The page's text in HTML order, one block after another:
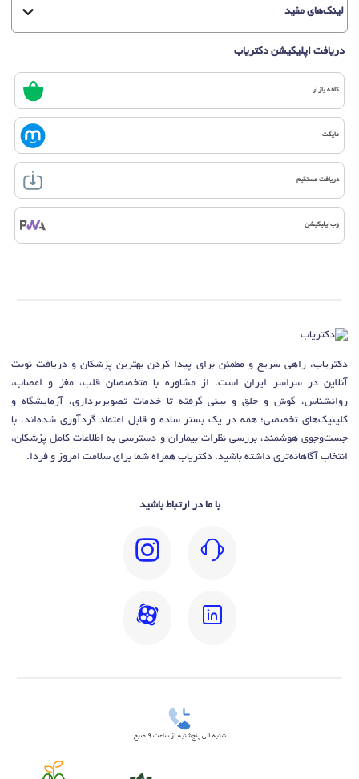
لینک‌های مفید
دریافت اپلیکیشن دکتریاب
کافه بازار
مایکت
دریافت مستقیم
وب‌اپلیکیشن
دکتریاب، راهی سریع و مطمئن برای پیدا کردن بهترین پزشکان و دریافت نوبت
آنلاین در سراسر ایران است. از مشاوره با متخصصان قلب، مغز و اعصاب،
روانشناس، گوش و حلق و بینی گرفته تا خدمات تصویربرداری، آزمایشگاه و
کلینیک‌های تخصصی؛ همه در یک بستر ساده و قابل اعتماد گردآوری شده‌اند. با
جست‌وجوی هوشمند، بررسی نظرات بیماران و دسترسی به اطلاعات کامل پزشکان،
انتخاب آگاهانه‌تری داشته باشید. دکتریاب همراه شما برای سلامت امروز و فردا.
با ما در ارتباط باشید
شنبه الی پنج‌شنبه از ساعت 9 صبح